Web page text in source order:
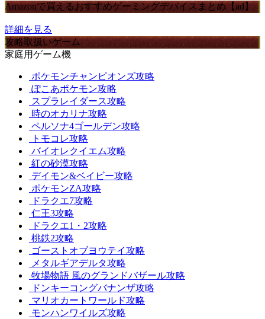
Amazonで買えるおすすめゲーミングデバイスまとめ【ad】
詳細を見る
攻略取扱いゲーム
家庭用ゲーム機
ポケモンチャンピオンズ攻略
ぽこあポケモン攻略
スプラレイダース攻略
時のオカリナ攻略
ペルソナ4ゴールデン攻略
トモコレ攻略
バイオレクイエム攻略
紅の砂漠攻略
デイモン&ベイビー攻略
ポケモンZA攻略
ドラクエ7攻略
仁王3攻略
ドラクエ1・2攻略
桃鉄2攻略
ゴーストオブヨウテイ攻略
メタルギアデルタ攻略
牧場物語 風のグランドバザール攻略
ドンキーコングバナンザ攻略
マリオカートワールド攻略
モンハンワイルズ攻略